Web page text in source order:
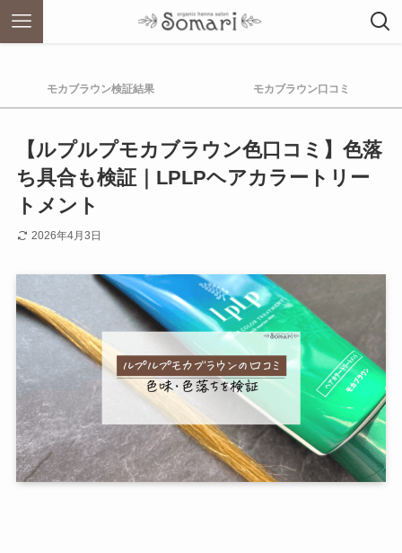
モカブラウン検証結果 モカブラウン口コミ
【ルプルプモカブラウン色口コミ】色落
ち具合も検証｜LPLPヘアカラートリー
トメント
2026年4月3日